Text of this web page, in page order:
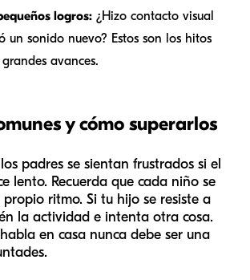
logros: ¿Hizo contacto visual
un sonido nuevo? Estos son los hitos
avances.
y cómo superarlos
padres se sientan frustrados si el
lento. Recuerda que cada niño se
ritmo. Si tu hijo se resiste a
la actividad e intenta otra cosa.
en casa nunca debe ser una